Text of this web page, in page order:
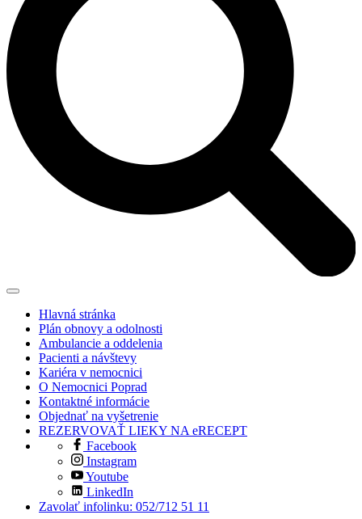
Hlavná stránka
Plán obnovy a odolnosti
Ambulancie a oddelenia
Pacienti a návštevy
Kariéra v nemocnici
O Nemocnici Poprad
Kontaktné informácie
Objednať na vyšetrenie
REZERVOVAŤ LIEKY NA eRECEPT
Facebook
Instagram
Youtube
LinkedIn
Zavolať infolinku: 052/712 51 11